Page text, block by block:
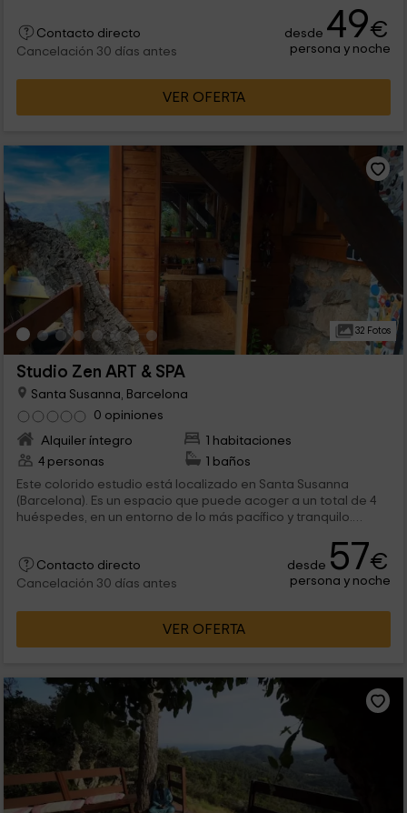
Contacto directo
Cancelación 30 días antes
desde 49€
persona y noche
VER OFERTA
32 Fotos
Studio Zen ART & SPA
Santa Susanna, Barcelona
0 opiniones
Alquiler íntegro
1 habitaciones
4 personas
1 baños
Este colorido estudio está localizado en Santa Susanna
(Barcelona). Es un espacio que puede acoger a un total de 4
huéspedes, en un entorno de lo más pacífico y tranquilo.
Contacto directo
Cancelación 30 días antes
desde 57€
persona y noche
VER OFERTA